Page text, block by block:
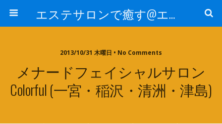
エステサロンで癒す@エステ～全国エステ情報
2013/10/31 木曜日 • No Comments
メナードフェイシャルサロン
Colorful (一宮・稲沢・清洲・津島)